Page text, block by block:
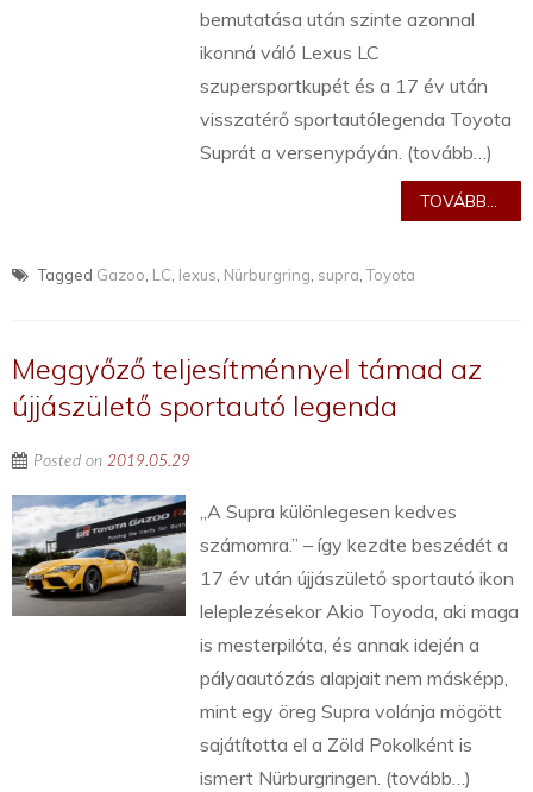
bemutatása után szinte azonnal
ikonná váló Lexus LC
szupersportkupét és a 17 év után
visszatérő sportautólegenda Toyota
Suprát a versenypáyán. (tovább…)
TOVÁBB...
Tagged Gazoo LC lexus Nürburgring supra ,Toyota
Meggyőző teljesítménnyel támad az
újjászülető sportautó legenda
Posted on 2019.05.29
„A Supra különlegesen kedves
számomra.” – így kezdte beszédét a
17 év után újjászülető sportautó ikon
leleplezésekor Akio Toyoda, aki maga
is mesterpilóta, és annak idején a
pályaautózás alapjait nem másképp,
mint egy öreg Supra volánja mögött
sajátította el a Zöld Pokolként is
ismert Nürburgringen. (tovább…)